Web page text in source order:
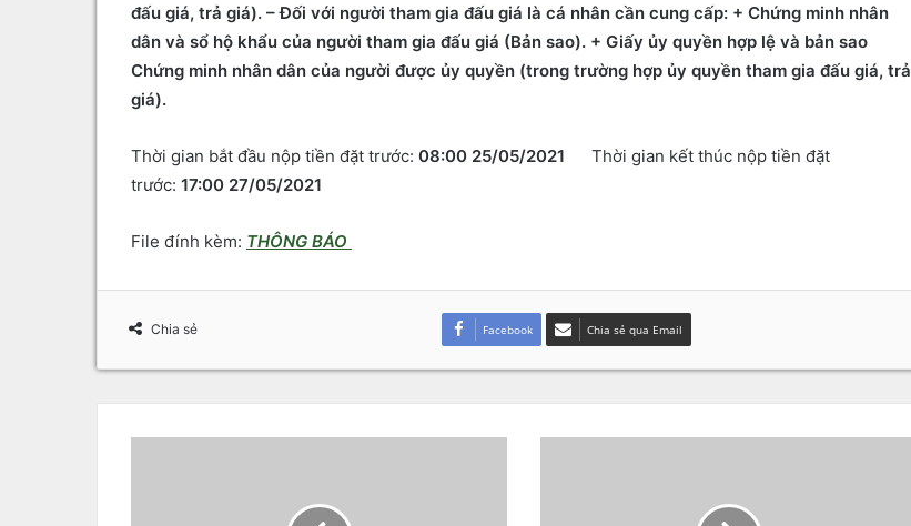
đấu giá, trả giá). – Đối với người tham gia đấu giá là cá nhân cần cung cấp: + Chứng minh nhân
dân và sổ hộ khẩu của người tham gia đấu giá (Bản sao). + Giấy ủy quyền hợp lệ và bản sao
Chứng minh nhân dân của người được ủy quyền (trong trường hợp ủy quyền tham gia đấu giá, trả
giá).
Thời gian bắt đầu nộp tiền đặt trước: 08:00 25/05/2021 Thời gian kết thúc nộp tiền đặt
trước: 17:00 27/05/2021
File đính kèm: THÔNG BÁO
Chia sẻ Facebook Chia sẻ qua Email